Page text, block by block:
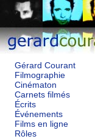
Gérard Courant
Filmographie
Cinématon
Carnets filmés
Écrits
Événements
Films en ligne
Rôles